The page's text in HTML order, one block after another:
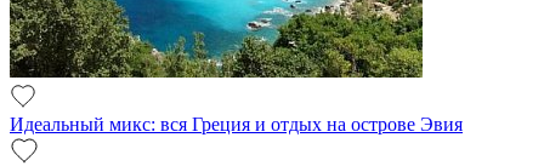
Идеальный микс: вся Греция и отдых на острове Эвия